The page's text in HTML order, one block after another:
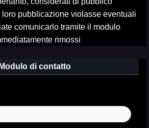
pubblicazione violasse eventuali
comunicarlo tramite il modulo
rimossi
Modulo di contatto